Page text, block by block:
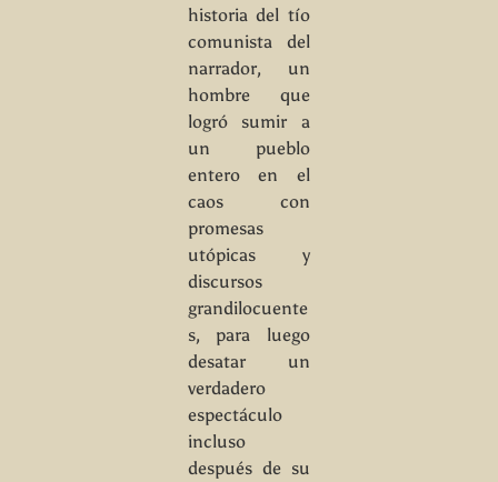
historia del tío
comunista del
narrador, un
hombre que
logró sumir a
un pueblo
entero en el
caos con
promesas
utópicas y
discursos
grandilocuente
s, para luego
desatar un
verdadero
espectáculo
incluso
después de su